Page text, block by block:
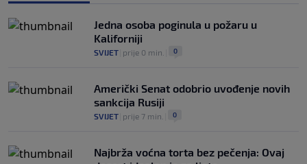
Jedna osoba poginula u požaru u
Kaliforniji
SVIJET prije 0 min. 0
Američki Senat odobrio uvođenje novih
sankcija Rusiji
SVIJET prije 7 min. 0
Najbrža voćna torta bez pečenja: Ovaj